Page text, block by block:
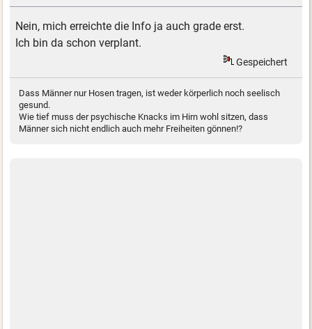
Nein, mich erreichte die Info ja auch grade erst.
Ich bin da schon verplant.
Gespeichert
Dass Männer nur Hosen tragen, ist weder körperlich noch seelisch
gesund.
Wie tief muss der psychische Knacks im Hirn wohl sitzen, dass
Männer sich nicht endlich auch mehr Freiheiten gönnen!?